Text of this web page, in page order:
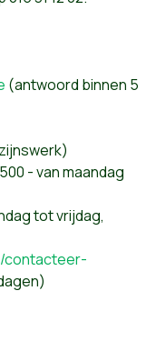
(antwoord binnen 5
- van maandag
tot vrijdag,
contacteer-